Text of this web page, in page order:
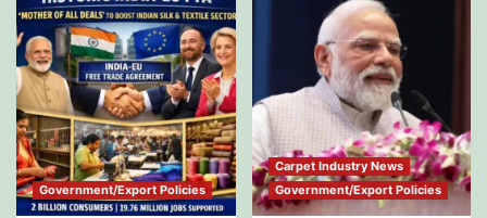
Government/Export Policies
Carpet Industry News
Government/Export Policies